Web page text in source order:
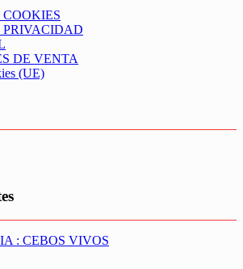
DE VENTA
(UE)
: CEBOS VIVOS